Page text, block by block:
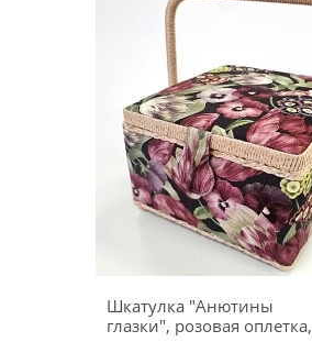
Шкатулка "Анютины
глазки", розовая оплетка,